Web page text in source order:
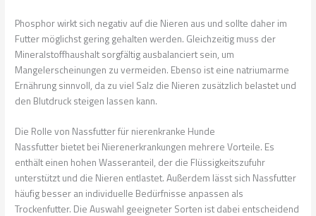
Phosphor wirkt sich negativ auf die Nieren aus und sollte daher im
Futter möglichst gering gehalten werden. Gleichzeitig muss der
Mineralstoffhaushalt sorgfältig ausbalanciert sein, um
Mangelerscheinungen zu vermeiden. Ebenso ist eine natriumarme
Ernährung sinnvoll, da zu viel Salz die Nieren zusätzlich belastet und
den Blutdruck steigen lassen kann.
Die Rolle von Nassfutter für nierenkranke Hunde
Nassfutter bietet bei Nierenerkrankungen mehrere Vorteile. Es
enthält einen hohen Wasseranteil, der die Flüssigkeitszufuhr
unterstützt und die Nieren entlastet. Außerdem lässt sich Nassfutter
häufig besser an individuelle Bedürfnisse anpassen als
Trockenfutter. Die Auswahl geeigneter Sorten ist dabei entscheidend